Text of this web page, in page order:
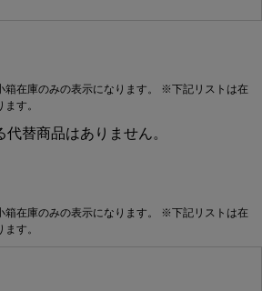
在庫のみの表示になります。 ※下記リストは在
す。
代替商品はありません。
在庫のみの表示になります。 ※下記リストは在
す。